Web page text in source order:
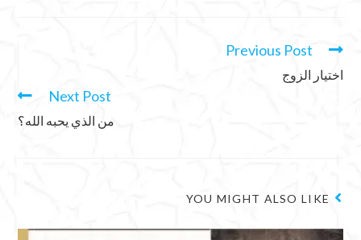
Previous Post
اختيار الزوج
Next Post
من الذي يحبه الله؟
YOU MIGHT ALSO LIKE